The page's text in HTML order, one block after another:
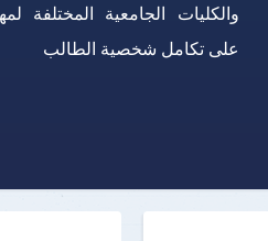
والكليات الجامعية المختلفة
على تكامل شخصية الطالب